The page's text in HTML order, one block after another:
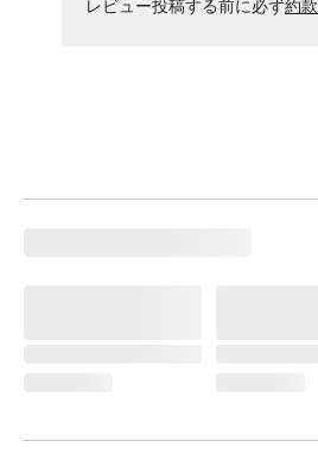
レビュー投稿する前に必ず約款